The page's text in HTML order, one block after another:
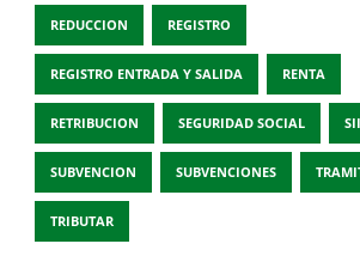
REDUCCION REGISTRO
REGISTRO ENTRADA Y SALIDA RENTA
RETRIBUCION SEGURIDAD SOCIAL SII
SUBVENCION SUBVENCIONES
TRIBUTAR